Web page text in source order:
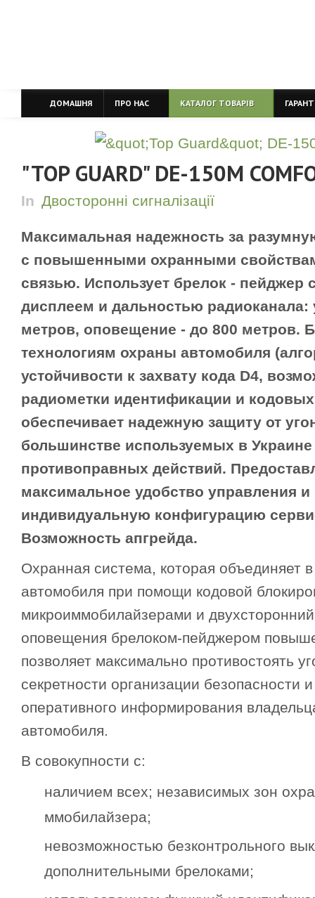
ДОМАШНЯ ПРО НАС КАТАЛОГ ТОВАРІВ
"TOP GUARD" DE-150M
In Двосторонні сигналізації
Максимальная надежность за
с повышенными охранными
связью. Использует брелок - пейджер
дисплеем и дальностью радиоканала:
метров, оповещение - до 800 метров.
технологиям охраны автомобиля
устойчивости к захвату кода D4,
радиометки идентификации и
обеспечивает надежную защиту от
большинстве используемых в
противоправных действий.
максимальное удобство управления и
индивидуальную конфигурацию
Возможность апгрейда.
Охранная система, которая объединяет
автомобиля при помощи кодовой
микроиммобилайзерами и
оповещения брелоком-пейджером
позволяет максимально противостоять
секретности организации безопасности
оперативного информирования
автомобиля.
В совокупности с:
наличием всех; независимых зон
ммобилайзера;
невозможностью безконтрольного
дополнительными брелоками;